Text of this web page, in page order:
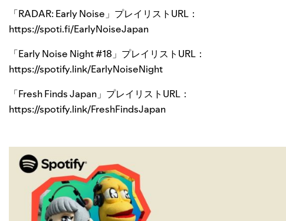
「RADAR: Early Noise」プレイリストURL：
https://spoti.fi/EarlyNoiseJapan
「Early Noise Night #18」プレイリストURL：
https://spotify.link/EarlyNoiseNight
「Fresh Finds Japan」プレイリストURL：
https://spotify.link/FreshFindsJapan